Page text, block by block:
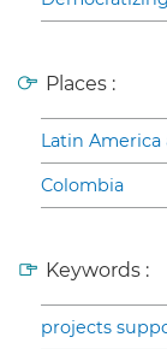
Places :
Latin
Colombia
Keywords :
projects